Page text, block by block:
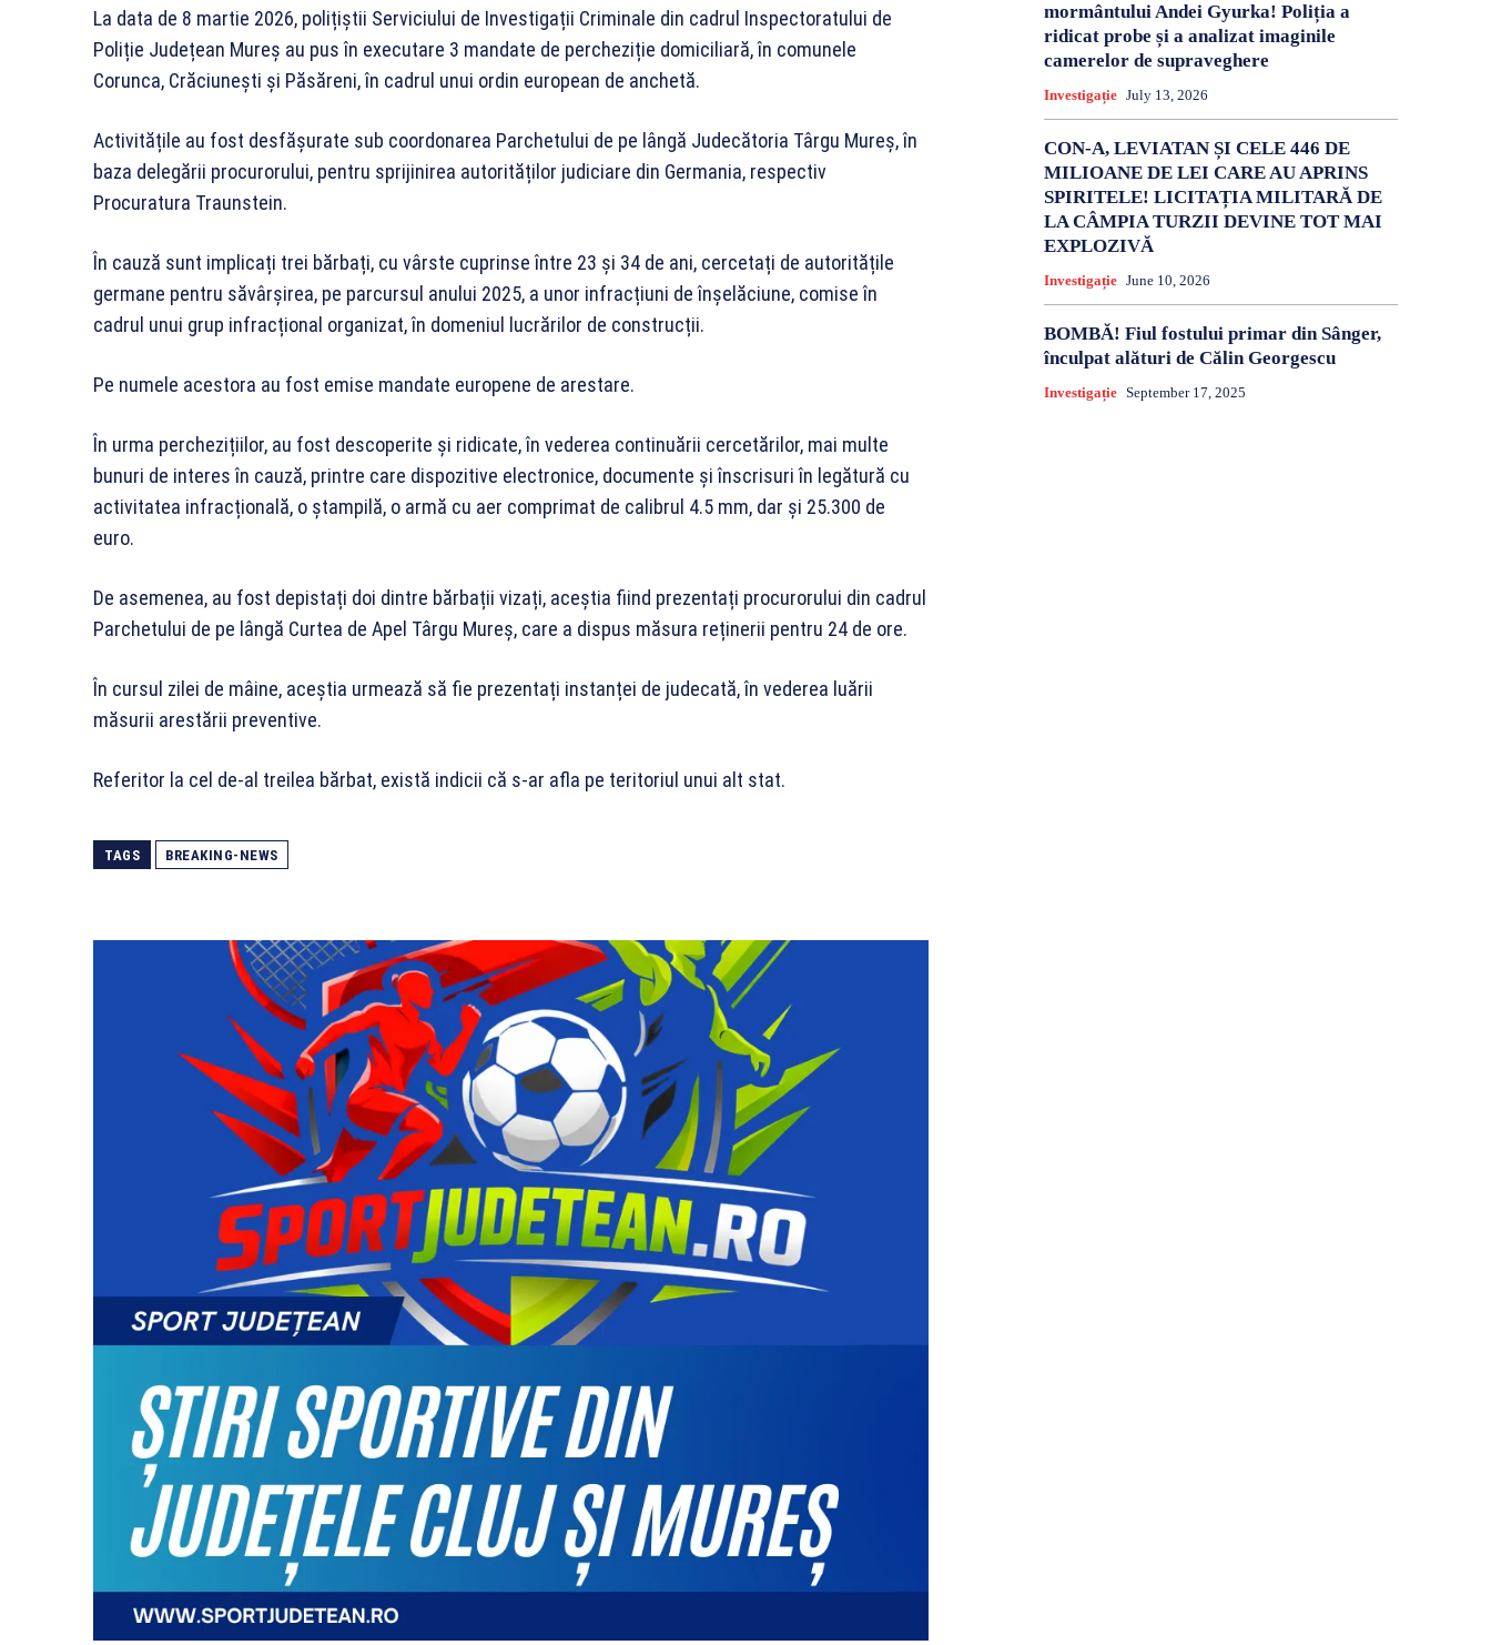
La data de 8 martie 2026, polițiștii Serviciului de Investigații Criminale din cadrul Inspectoratului de
Poliție Județean Mureș au pus în executare 3 mandate de percheziție domiciliară, în comunele
Corunca, Crăciunești și Păsăreni, în cadrul unui ordin european de anchetă.
Activitățile au fost desfășurate sub coordonarea Parchetului de pe lângă Judecătoria Târgu Mureș, în
baza delegării procurorului, pentru sprijinirea autorităților judiciare din Germania, respectiv
Procuratura Traunstein.
În cauză sunt implicați trei bărbați, cu vârste cuprinse între 23 și 34 de ani, cercetați de autoritățile
germane pentru săvârșirea, pe parcursul anului 2025, a unor infracțiuni de înșelăciune, comise în
cadrul unui grup infracțional organizat, în domeniul lucrărilor de construcții.
Pe numele acestora au fost emise mandate europene de arestare.
În urma perchezițiilor, au fost descoperite și ridicate, în vederea continuării cercetărilor, mai multe
bunuri de interes în cauză, printre care dispozitive electronice, documente și înscrisuri în legătură cu
activitatea infracțională, o ștampilă, o armă cu aer comprimat de calibrul 4.5 mm, dar și 25.300 de
euro.
De asemenea, au fost depistați doi dintre bărbații vizați, aceștia fiind prezentați procurorului din cadrul
Parchetului de pe lângă Curtea de Apel Târgu Mureș, care a dispus măsura reținerii pentru 24 de ore.
În cursul zilei de mâine, aceștia urmează să fie prezentați instanței de judecată, în vederea luării
măsurii arestării preventive.
Referitor la cel de-al treilea bărbat, există indicii că s-ar afla pe teritoriul unui alt stat.
TAGS BREAKING-NEWS
mormântului Andei Gyurka! Poliția a
ridicat probe și a analizat imaginile
camerelor de supraveghere
Investigație July 13, 2026
CON-A, LEVIATAN ȘI CELE 446 DE
MILIOANE DE LEI CARE AU APRINS
SPIRITELE! LICITAȚIA MILITARĂ DE
LA CÂMPIA TURZII DEVINE TOT MAI
EXPLOZIVĂ
Investigație June 10, 2026
BOMBĂ! Fiul fostului primar din Sânger,
înculpat alături de Călin Georgescu
Investigație September 17, 2025